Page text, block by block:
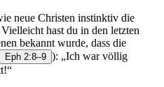
neue Christen instinktiv die
hast du in den letzten
bekannt wurde, dass die
Eph 2:8–9 ): „Ich war völlig